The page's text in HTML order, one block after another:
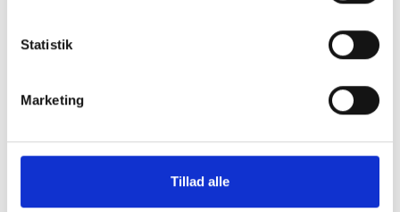
Statistik
Marketing
Tillad alle
ved jo, at individet lærer på forskellige måder.
Her tyder VR på at være en hurtigere knap at
efteruddannelse og videreuddannelse, siger
hun.
Læs mere her.
Kilde: businessinsights.dk